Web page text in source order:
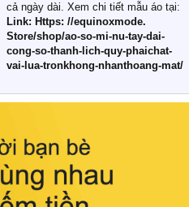
thường, những bộ chăn ga gối đệm
cao cấp trải qua quy trình sản xuất
nghiêm ngặt từ khâu chọn lọc nguyên
liệu tự nhiên đến công nghệ dệt
nhuộm hiện đại không chứa hóa chất
này, bạn sẽ cảm nhận rõ rệt sự khác
hồi chuẩn xác của phần đệm nâng đỡ
cột sống.
Bên cạnh đó, việc lựa chọn các dòng
cả ngày dài. Xem chi tiết mẫu áo tại:
Link: Https: //equinoxmode.
Store/shop/ao-so-mi-nu-tay-dai-
cong-so-thanh-lich-quy-phaichat-
vai-lua-tronkhong-nhanthoang-mat/